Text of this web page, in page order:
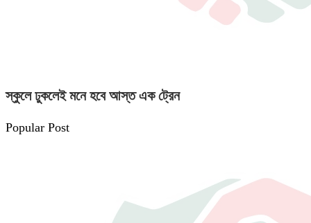
স্কুলে ঢুকলেই মনে হবে আস্ত এক ট্রেন
Popular Post